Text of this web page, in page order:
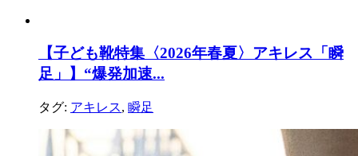
【子ども靴特集〈2026年春夏〉アキレス「瞬
足」】“爆発加速...
タグ: アキレス, 瞬足